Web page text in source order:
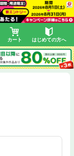
カート はじめての方へ